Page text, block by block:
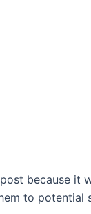
because
to potential